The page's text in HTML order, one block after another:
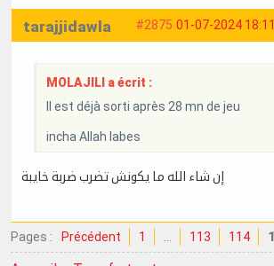
#2875 01-07-2024 18:11
tarajjidawla
MOLAJILI a écrit :
Il est déjà sorti après 28 mn de jeu
incha Allah labes
إن شاء الله ما يكونش تضرب ضربة خايبة
Pages : Précédent 1 … 113 114